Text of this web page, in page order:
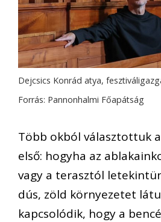
Dejcsics Konrád atya,
Forrás: Pannonhalmi Főapátság
Több okból választottuk
első: hogyha az
vagy a terasztól
dús, zöld környezetet
kapcsolódik, hogy a